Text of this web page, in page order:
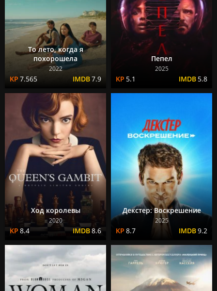
То лето, когда я
похорошела
2022
7.565 7.9
Пепел
2025
5.1 5.8
Ход королевы
2020
8.4 8.6
Декстер: Воскрешение
2025
8.7 9.2